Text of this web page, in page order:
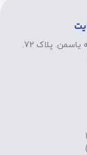
خیابان حافظ. خیابان نوفل لوشاتو. جنب کوچه یاسمن. پلاک 72.